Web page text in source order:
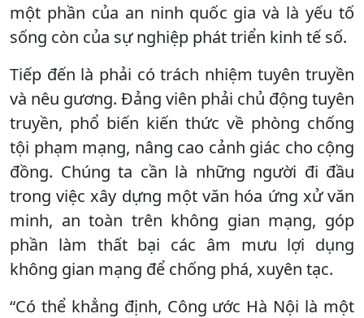
một phần của an ninh quốc gia và là yếu tố
sống còn của sự nghiệp phát triển kinh tế số.
Tiếp đến là phải có trách nhiệm tuyên truyền
và nêu gương. Đảng viên phải chủ động tuyên
truyền, phổ biến kiến thức về phòng chống
tội phạm mạng, nâng cao cảnh giác cho cộng
đồng. Chúng ta cần là những người đi đầu
trong việc xây dựng một văn hóa ứng xử văn
minh, an toàn trên không gian mạng, góp
phần làm thất bại các âm mưu lợi dụng
không gian mạng để chống phá, xuyên tạc.
“Có thể khẳng định, Công ước Hà Nội là một